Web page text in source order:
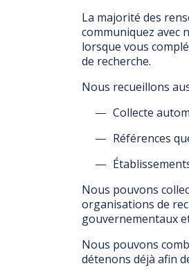
La majorité des
communiquez avec
lorsque vous
de recherche.
Nous recueillons
Collecte
Références
Nous pouvons
organisations de
gouvernementaux
Nous pouvons
détenons déjà afin